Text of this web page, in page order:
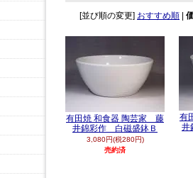
[並び順の変更] おすすめ順
有田焼 和食器 陶芸家 藤
井錦彩作 白磁盛鉢Ｂ
3,080円(税280円)
売約済
有
井